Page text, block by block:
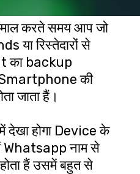
करते समय आप जो
या रिस्तेदारों से
का backup
की
जाता हैं।
होगा Device के
नाम से
हैं उसमें बहुत से